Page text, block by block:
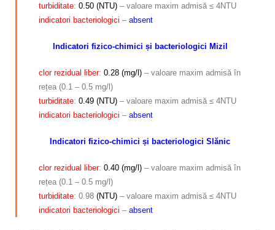
turbiditate: 0.50 (NTU) – valoare maxim admisă ≤ 4NTU
indicatori bacteriologici – absent
Indicatori fizico-chimici și bacteriologici Mizil
clor rezidual liber: 0.28 (mg/l) – valoare maxim admisă în
rețea (0.1 – 0.5 mg/l)
turbiditate: 0.49 (NTU) – valoare maxim admisă ≤ 4NTU
indicatori bacteriologici – absent
Indicatori fizico-chimici și bacteriologici Slănic
clor rezidual liber: 0.40 (mg/l) – valoare maxim admisă în
rețea (0.1 – 0.5 mg/l)
turbiditate: 0.98 (NTU) – valoare maxim admisă ≤ 4NTU
indicatori bacteriologici – absent